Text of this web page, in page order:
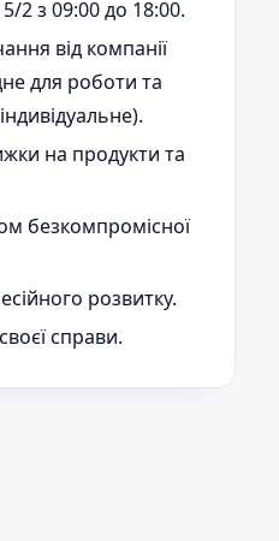
2 з 09:00 до 18:00.
від компанії
для роботи та
на продукти та
безкомпромісної
розвитку.
справи.